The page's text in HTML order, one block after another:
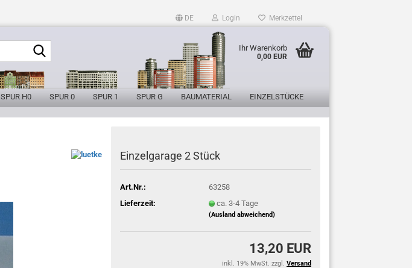
DE Login Merkzettel
Ihr Warenkorb
0,00 EUR
SPUR H0 SPUR 0 SPUR 1 SPUR G BAUMATERIAL EINZELSTÜCKE
Einzelgarage 2 Stück
Art.Nr.:
63258
Lieferzeit:
ca. 3-4 Tage
(Ausland abweichend)
13,20 EUR
inkl. 19% MwSt. zzgl. Versand